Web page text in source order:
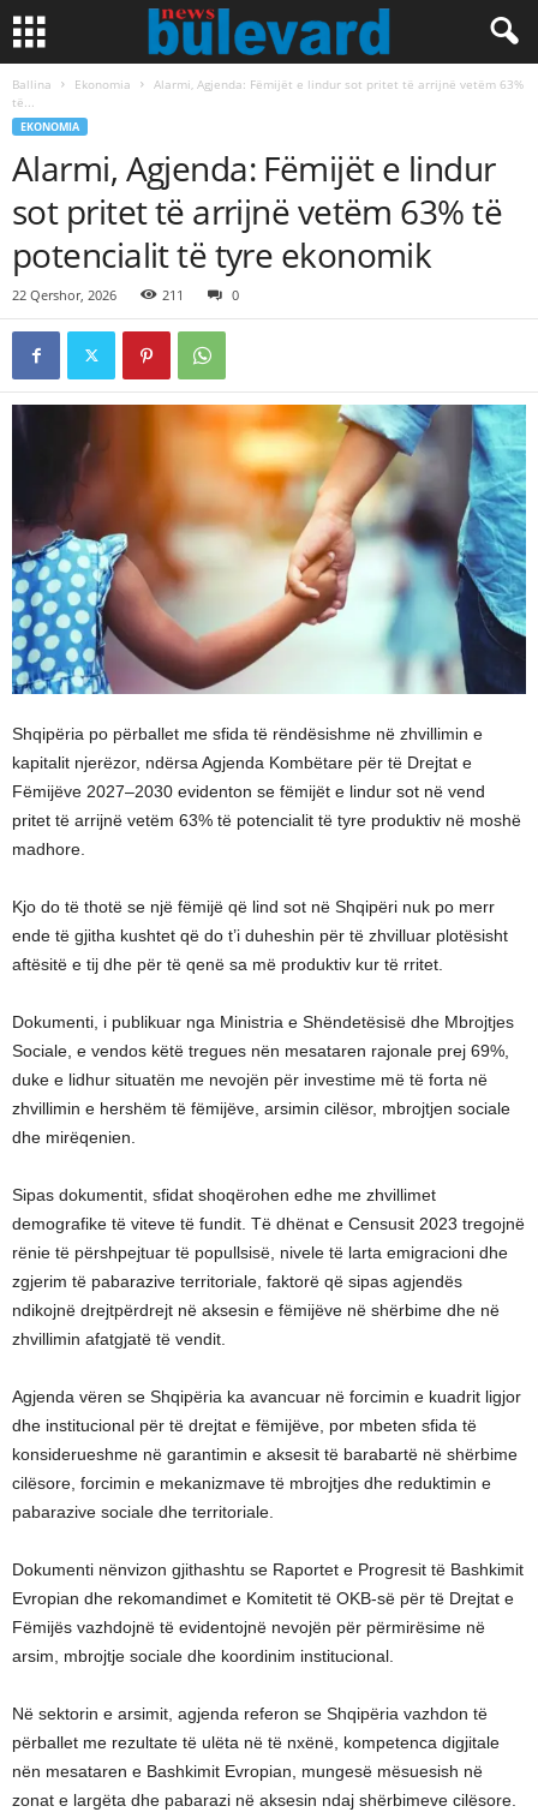
Ballina Ekonomia
Alarmi, Agjenda: Fëmijët e lindur sot pritet të arrijnë vetëm 63%
të...
EKONOMIA
Alarmi, Agjenda: Fëmijët e lindur
sot pritet të arrijnë vetëm 63% të
potencialit të tyre ekonomik
22 Qershor, 2026 211 0
Shqipëria po përballet me sfida të rëndësishme në zhvillimin e
kapitalit njerëzor, ndërsa Agjenda Kombëtare për të Drejtat e
Fëmijëve 2027–2030 evidenton se fëmijët e lindur sot në vend
pritet të arrijnë vetëm 63% të potencialit të tyre produktiv në moshë
madhore.
Kjo do të thotë se një fëmijë që lind sot në Shqipëri nuk po merr
ende të gjitha kushtet që do t’i duheshin për të zhvilluar plotësisht
aftësitë e tij dhe për të qenë sa më produktiv kur të rritet.
Dokumenti, i publikuar nga Ministria e Shëndetësisë dhe Mbrojtjes
Sociale, e vendos këtë tregues nën mesataren rajonale prej 69%,
duke e lidhur situatën me nevojën për investime më të forta në
zhvillimin e hershëm të fëmijëve, arsimin cilësor, mbrojtjen sociale
dhe mirëqenien.
Sipas dokumentit, sfidat shoqërohen edhe me zhvillimet
demografike të viteve të fundit. Të dhënat e Censusit 2023 tregojnë
rënie të përshpejtuar të popullsisë, nivele të larta emigracioni dhe
zgjerim të pabarazive territoriale, faktorë që sipas agjendës
ndikojnë drejtpërdrejt në aksesin e fëmijëve në shërbime dhe në
zhvillimin afatgjatë të vendit.
Agjenda vëren se Shqipëria ka avancuar në forcimin e kuadrit ligjor
dhe institucional për të drejtat e fëmijëve, por mbeten sfida të
konsiderueshme në garantimin e aksesit të barabartë në shërbime
cilësore, forcimin e mekanizmave të mbrojtjes dhe reduktimin e
pabarazive sociale dhe territoriale.
Dokumenti nënvizon gjithashtu se Raportet e Progresit të Bashkimit
Evropian dhe rekomandimet e Komitetit të OKB-së për të Drejtat e
Fëmijës vazhdojnë të evidentojnë nevojën për përmirësime në
arsim, mbrojtje sociale dhe koordinim institucional.
Në sektorin e arsimit, agjenda referon se Shqipëria vazhdon të
përballet me rezultate të ulëta në të nxënë, kompetenca digjitale
nën mesataren e Bashkimit Evropian, mungesë mësuesish në
zonat e largëta dhe pabarazi në aksesin ndaj shërbimeve cilësore.